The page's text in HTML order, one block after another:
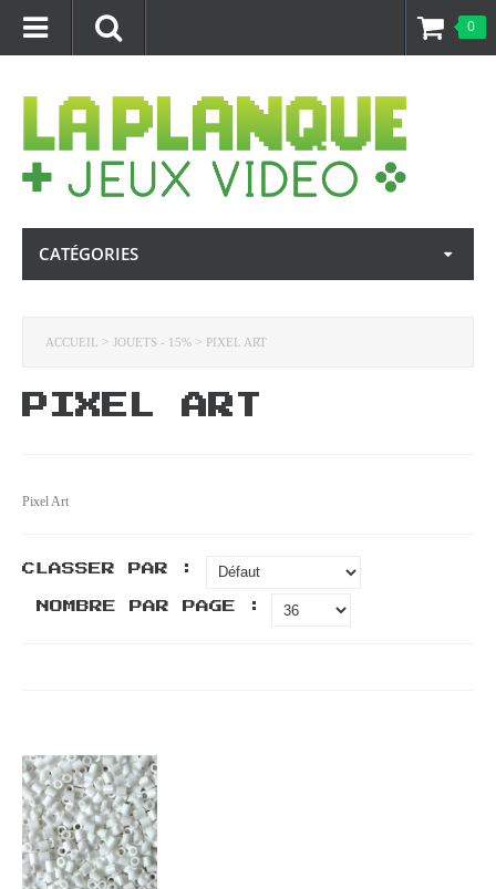
0
CATÉGORIES
ACCUEIL > JOUETS - 15% > PIXEL ART
PIXEL ART
Pixel Art
CLASSER PAR :
NOMBRE PAR PAGE :